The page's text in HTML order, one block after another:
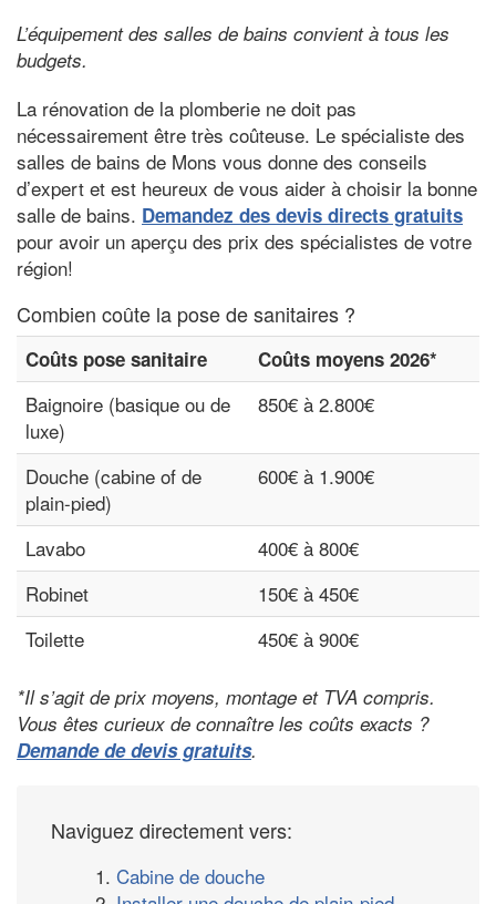
L’équipement des salles de bains convient à tous les
budgets.
La rénovation de la plomberie ne doit pas
nécessairement être très coûteuse. Le spécialiste des
salles de bains de Mons vous donne des conseils
d’expert et est heureux de vous aider à choisir la bonne
salle de bains. Demandez des devis directs gratuits
pour avoir un aperçu des prix des spécialistes de votre
région!
Combien coûte la pose de sanitaires ?
Coûts pose sanitaire Coûts moyens 2026*
Baignoire (basique ou de
luxe)
850€ à 2.800€
Douche (cabine of de
plain-pied)
600€ à 1.900€
Lavabo
400€ à 800€
Robinet
150€ à 450€
Toilette
450€ à 900€
*Il s’agit de prix moyens, montage et TVA compris.
Vous êtes curieux de connaître les coûts exacts ?
Demande de devis gratuits.
Naviguez directement vers:
1. Cabine de douche